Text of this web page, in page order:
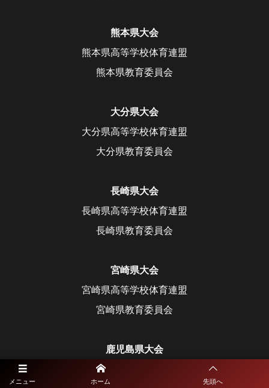
メニュー ホーム 先頭へ
熊本県大会
熊本県高等学校体育連盟
熊本県教育委員会
大分県大会
大分県高等学校体育連盟
大分県教育委員会
長崎県大会
長崎県高等学校体育連盟
長崎県教育委員会
宮崎県大会
宮崎県高等学校体育連盟
宮崎県教育委員会
鹿児島県大会
鹿児島県高等学校体育連盟